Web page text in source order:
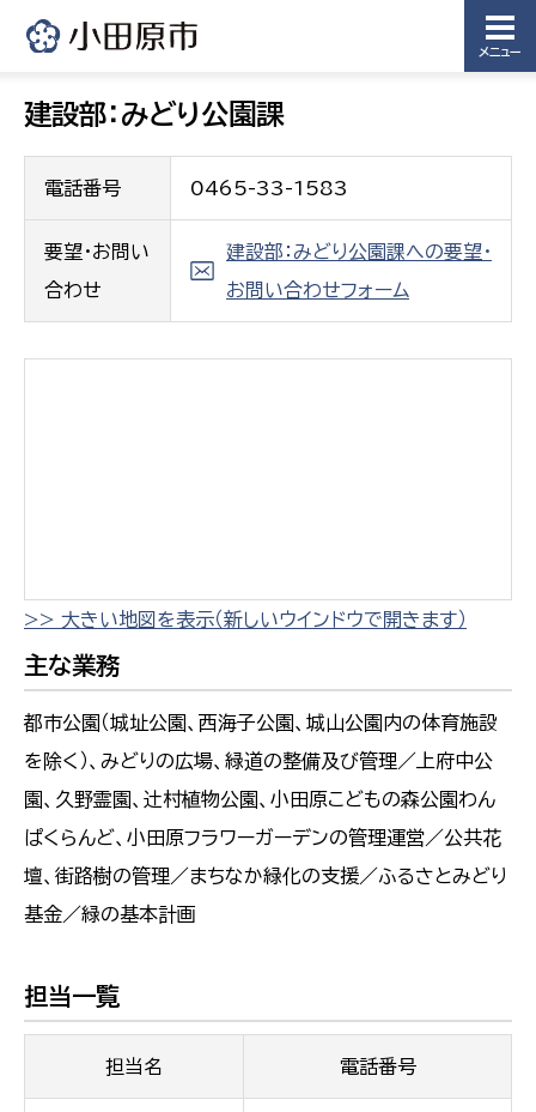
メニュー
建設部：みどり公園課
電話番号 0465-33-1583
要望・お問い
合わせ
建設部：みどり公園課への要望・
お問い合わせフォーム
>> 大きい地図を表示（新しいウインドウで開きます）
主な業務
都市公園（城址公園、西海子公園、城山公園内の体育施設
を除く）、みどりの広場、緑道の整備及び管理／上府中公
園、久野霊園、辻󠄀村植物公園、小田原こどもの森公園わん
ぱくらんど、小田原フラワーガーデンの管理運営／公共花
壇、街路樹の管理／まちなか緑化の支援／ふるさとみどり
基金／緑の基本計画
担当一覧
担当名 電話番号